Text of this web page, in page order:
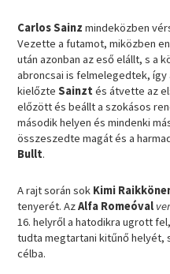
Carlos Sainz mindeközben
Vezette a futamot, miközben
után azonban az eső elállt, s a
abroncsai is felmelegedtek,
kielőzteSainzt és átvette az
előzött és beállt a szokásos
második helyen és mindenki
összeszedte magát és a
Bullt.
A rajt során sok Kimi
tenyerét. AzAlfa Romeóval
16. helyről a hatodikra ugrott
tudta megtartani kitűnő helyét,
célba.